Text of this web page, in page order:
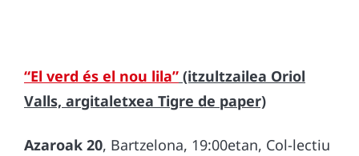
“El verd és el nou lila” (itzultzailea Oriol
Valls, argitaletxea Tigre de paper)
Azaroak 20, Bartzelona, 19:00etan, Col-lectiu